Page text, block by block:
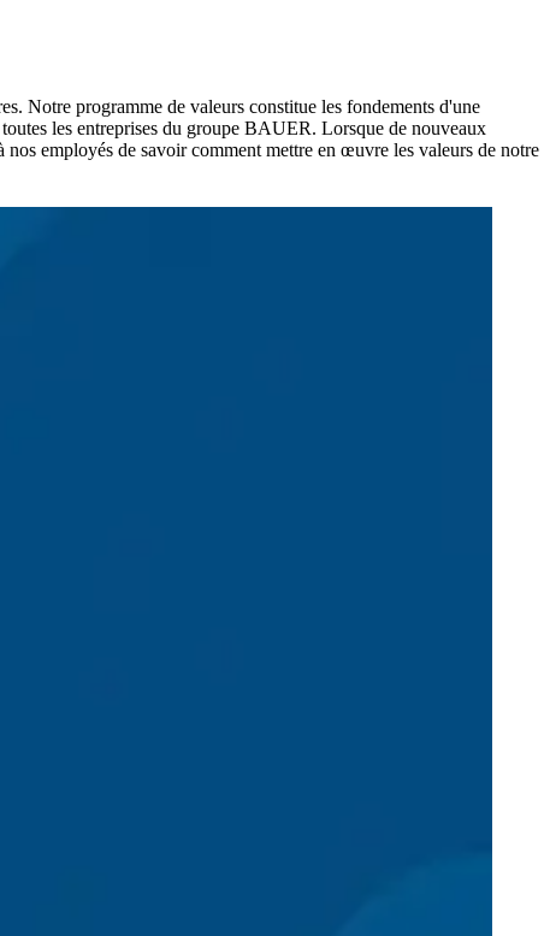
Notre programme de valeurs constitue les fondements d'une
les entreprises du groupe BAUER. Lorsque de nouveaux
employés de savoir comment mettre en œuvre les valeurs de notre